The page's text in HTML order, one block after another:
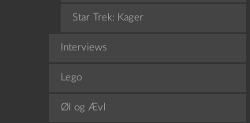
Star Trek: Kager
Interviews
Lego
Øl og Ævl